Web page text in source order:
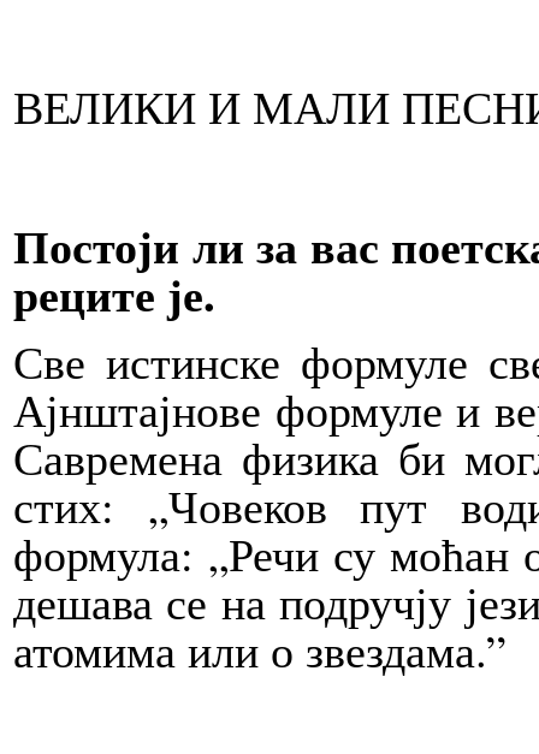
ВЕЛИКИ И МАЛИ
Постоји ли за вас
реците је.
Све истинске формуле
Ајнштајнове формуле и
Савремена физика би
стих: „Човеков пут
формула: „Речи су моћан
дешава се на подручју
атомима или о звездама.”